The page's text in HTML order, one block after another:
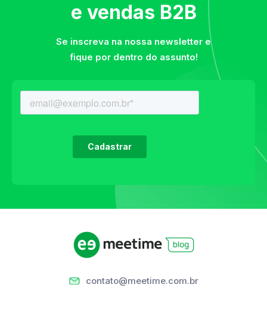
e vendas B2B
Se inscreva na nossa newsletter e
fique por dentro do assunto!
contato@meetime.com.br